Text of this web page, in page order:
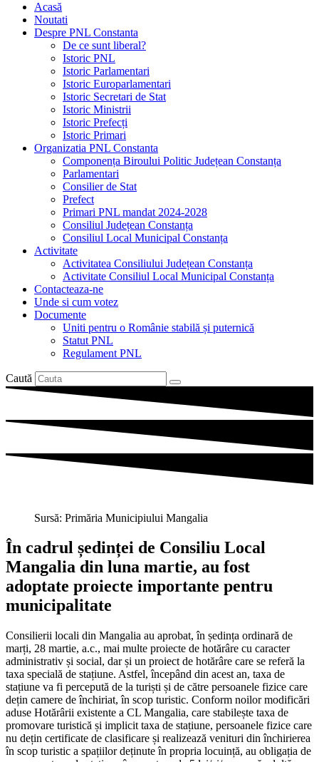
Acasă
Noutati
Despre PNL Constanta
De ce sunt liberal?
Istoric PNL
Istoric Parlamentari
Istoric Europarlamentari
Istoric Secretari de Stat
Istoric Ministrii
Istoric Prefecți
Istoric Primari
Organizatia PNL Constanta
Componența Biroului Politic Județean Constanța
Parlamentari
Consilier de Stat
Prefect
Primari PNL mandat 2024-2028
Consiliul Județean Constanța
Consiliul Local Municipal Constanța
Activitate
Activitatea Consiliului Județean Constanța
Activitate Consiliul Local Municipal Constanța
Contacteaza-ne
Unde si cum votez
Documente
Uniti pentru o Românie stabilă și puternică
Statut PNL
Regulament PNL
Caută
Sursă: Primăria Municipiului Mangalia
În cadrul ședinței de Consiliu Local
Mangalia din luna martie, au fost
adoptate proiecte importante pentru
municipalitate
Consilierii locali din Mangalia au aprobat, în ședința ordinară de
marți, 28 martie, a.c., mai multe proiecte de hotărâre cu caracter
administrativ și social, dar și un proiect de hotărâre care se referă la
taxa specială de stațiune. Astfel, începând din acest an, taxa de
stațiune va fi percepută de la turiști și de către persoanele fizice care
dețin camere de închiriat, în scop turistic. Conform noilor modificări
aduse Hotărârii existente a CL Mangalia, care stabilește taxa de
promovare turistică și implicit taxa de stațiune, persoanele fizice care
nu dețin certificate de clasificare și realizează venituri din închirierea
în scop turistic a spațiilor deținute în propria locuință, au obligația de